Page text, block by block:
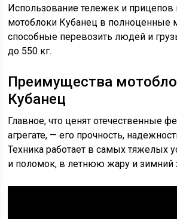
Использование тележек и прицепов
мотоблоки Кубанец в полноценные
способные перевозить людей и
до 550 кг.
Преимущества
Кубанец
Главное, что ценят отечественные
агрегате, — его прочность,
Техника работает в самых тяжелых
и поломок, в летнюю жару и зимний